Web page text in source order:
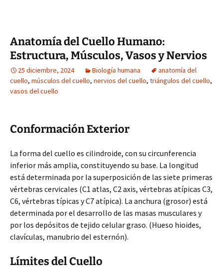
Anatomía del Cuello Humano:
Estructura, Músculos, Vasos y Nervios
25 diciembre, 2024 Biología humana
anatomía del
cuello, músculos del cuello, nervios del cuello, triángulos del cuello,
vasos del cuello
Conformación Exterior
La forma del cuello es cilindroide, con su circunferencia
inferior más amplia, constituyendo su base. La longitud
está determinada por la superposición de las siete primeras
vértebras cervicales (C1 atlas, C2 axis, vértebras atípicas C3,
C6, vértebras típicas y C7 atípica). La anchura (grosor) está
determinada por el desarrollo de las masas musculares y
por los depósitos de tejido celular graso. (Hueso hioides,
clavículas, manubrio del esternón).
Límites del Cuello